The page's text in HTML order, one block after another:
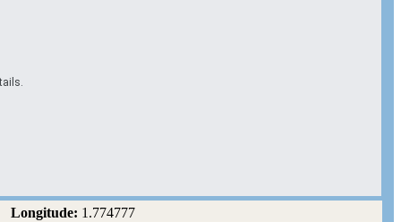
Longitude: 1.774777